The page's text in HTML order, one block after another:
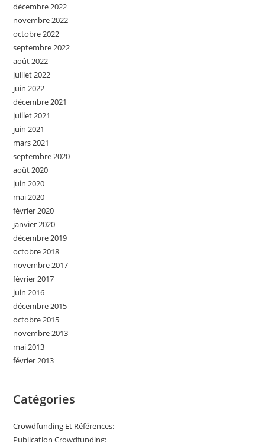
décembre 2022
novembre 2022
octobre 2022
septembre 2022
août 2022
juillet 2022
juin 2022
décembre 2021
juillet 2021
juin 2021
mars 2021
septembre 2020
août 2020
juin 2020
mai 2020
février 2020
janvier 2020
décembre 2019
octobre 2018
novembre 2017
février 2017
juin 2016
décembre 2015
octobre 2015
novembre 2013
mai 2013
février 2013
Catégories
Crowdfunding Et Références:
Publication Crowdfunding: